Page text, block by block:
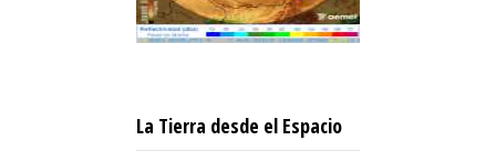
La Tierra desde el Espacio